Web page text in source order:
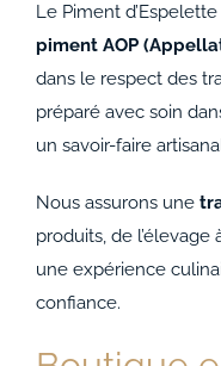
Le Piment
piment AOP
dans le respect des
préparé avec soin
un savoir-faire
Nous assurons une
produits, de
une expérience
confiance.